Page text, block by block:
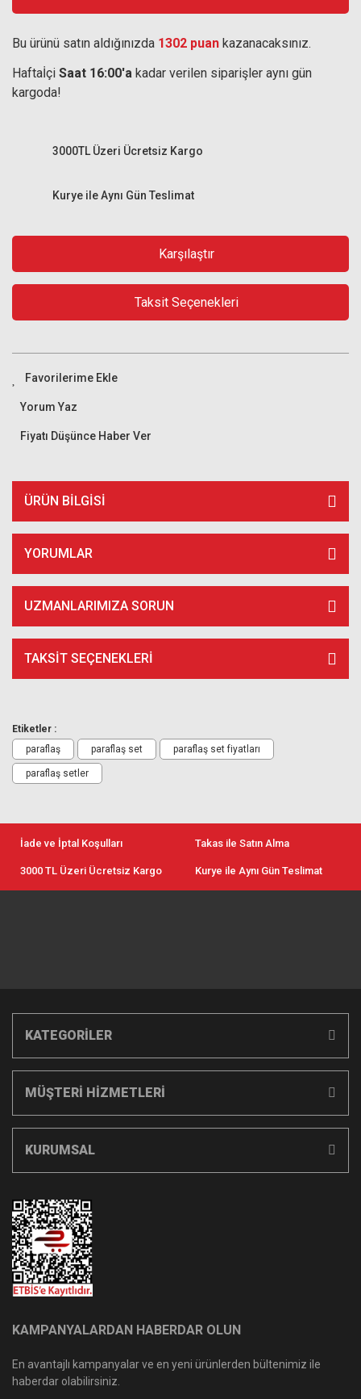
Bu ürünü satın aldığınızda 1302 puan kazanacaksınız.
Haftaİçi Saat 16:00'a kadar verilen siparişler aynı gün
kargoda!
Kurye ile Aynı Gün Teslimat
3000TL Üzeri Ücretsiz Kargo
Karşılaştır
Taksit Seçenekleri
Yorum Yaz
Fiyatı Düşünce Haber Ver
ÜRÜN BILGISI
YORUMLAR
UZMANLARIMIZA SORUN
TAKSIT SEÇENEKLERI
Etiketler :
paraflaş
paraflaş set paraflaş set fiyatları
paraflaş setler
İade ve İptal Koşulları Takas ile Satın Alma
3000 TL Üzeri Ücretsiz Kargo Kurye ile Aynı Gün Teslimat
KATEGORİLER
MÜŞTERİ HİZMETLERİ
KURUMSAL
KAMPANYALARDAN HABERDAR OLUN
En avantajlı kampanyalar ve en yeni ürünlerden bültenimiz ile
haberdar olabilirsiniz.